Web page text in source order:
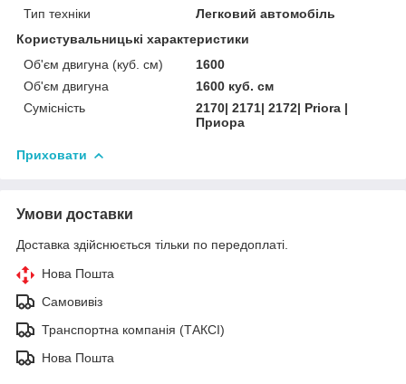
Тип техніки
Легковий автомобіль
Користувальницькі характеристики
Об'єм двигуна (куб. см)
1600
Об'єм двигуна
1600 куб. cм
Сумісність
2170| 2171| 2172| Priora |
Приора
Приховати
Умови доставки
Доставка здійснюється тільки по передоплаті.
Нова Пошта
Самовивіз
Транспортна компанія (ТАКСІ)
Нова Пошта